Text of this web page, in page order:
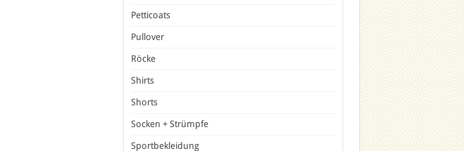
Petticoats
Pullover
Röcke
Shirts
Shorts
Socken + Strümpfe
Sportbekleidung